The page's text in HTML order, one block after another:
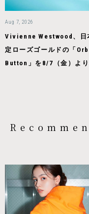
Aug 7, 2026
Vivienne Westwood、日
定ローズゴールドの「Orb
Button」を8/7（金）よ